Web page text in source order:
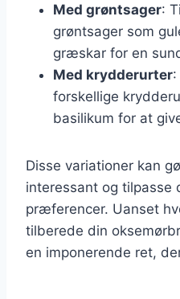
Med grøntsager:
grøntsager som
græskar for en
Med krydderurter
forskellige
basilikum for at
Disse variationer kan
interessant og
præferencer. Uanset
tilberede din
en imponerende ret,